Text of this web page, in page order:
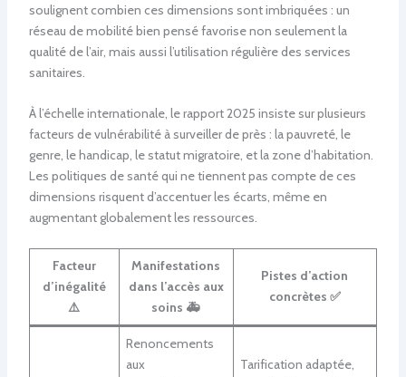
soulignent combien ces dimensions sont imbriquées : un
réseau de mobilité bien pensé favorise non seulement la
qualité de l’air, mais aussi l’utilisation régulière des services
sanitaires.
À l’échelle internationale, le rapport 2025 insiste sur plusieurs
facteurs de vulnérabilité à surveiller de près : la pauvreté, le
genre, le handicap, le statut migratoire, et la zone d’habitation.
Les politiques de santé qui ne tiennent pas compte de ces
dimensions risquent d’accentuer les écarts, même en
augmentant globalement les ressources.
Facteur
d’inégalité
⚠️
Manifestations
dans l’accès aux
soins 🚑
Pistes d’action
concrètes ✅
Renoncements
aux
Tarification adaptée,